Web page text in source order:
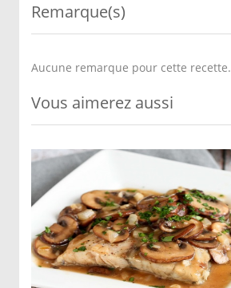
Remarque(s)
Aucune remarque pour cette recette.
Vous aimerez aussi